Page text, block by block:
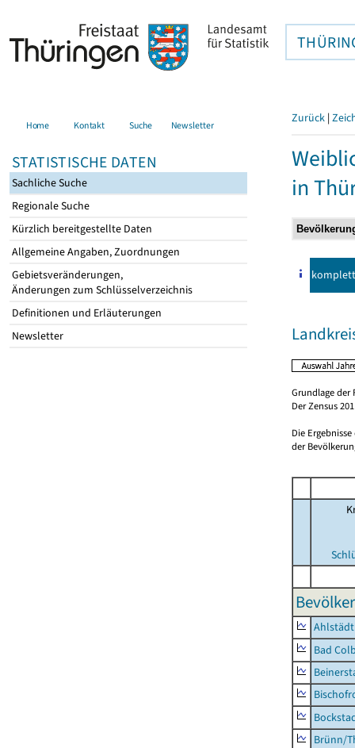
Home Kontakt Suche Newsletter
STATISTISCHE DATEN
Sachliche Suche
Regionale Suche
Kürzlich bereitgestellte Daten
Allgemeine Angaben, Zuordnungen
Gebietsveränderungen,
Änderungen zum Schlüsselverzeichnis
Definitionen und Erläuterungen
Newsletter
Zurück |
in
komplett
Grundlage der
Der Zensus
Die
der
Ahlstädt
Bad
Brünn/